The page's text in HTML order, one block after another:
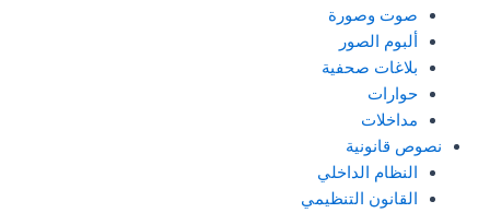
صوت وصورة
ألبوم الصور
بلاغات صحفية
حوارات
مداخلات
نصوص قانونية
النظام الداخلي
القانون التنظيمي